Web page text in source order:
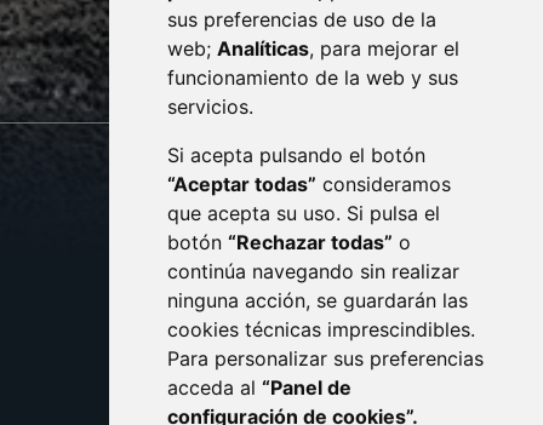
sus preferencias de uso de la
web; Analíticas, para mejorar el
funcionamiento de la web y sus
servicios.
Si acepta pulsando el botón
“Aceptar todas” consideramos
que acepta su uso. Si pulsa el
botón “Rechazar todas” o
continúa navegando sin realizar
ninguna acción, se guardarán las
cookies técnicas imprescindibles.
Para personalizar sus preferencias
acceda al “Panel de
configuración de cookies”.
sac@monzon.es
monzon.es
CONTACTO
MAPA WEB
AVISO LEGAL
PROTECCIÓN DE DATOS
POLÍTICA DE COOKIES
ACCESIBILIDAD
ENLACE EXTERNO AL